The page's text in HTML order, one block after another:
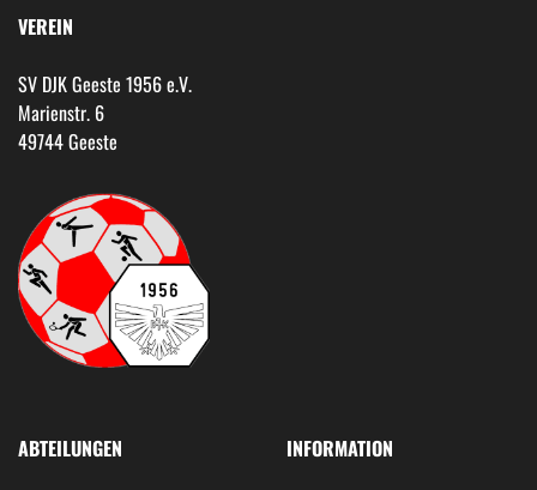
VEREIN
SV DJK Geeste 1956 e.V.
Marienstr. 6
49744 Geeste
ABTEILUNGEN
INFORMATION